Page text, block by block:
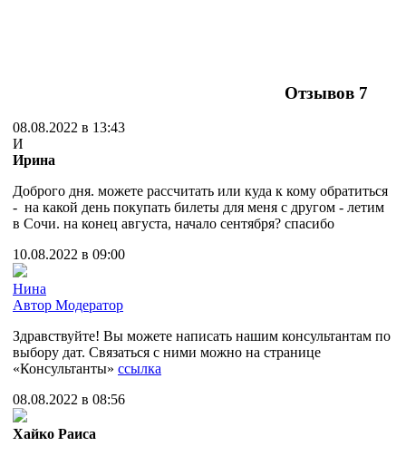
Отзывов 7
08.08.2022 в 13:43
И
Ирина
Доброго дня. можете рассчитать или куда к кому обратиться
- на какой день покупать билеты для меня с другом - летим
в Сочи. на конец августа, начало сентября? спасибо
10.08.2022 в 09:00
Нина
Автор Модератор
Здравствуйте! Вы можете написать нашим консультантам по
выбору дат. Связаться с ними можно на странице
«Консультанты» ссылка
08.08.2022 в 08:56
Хайко Раиса